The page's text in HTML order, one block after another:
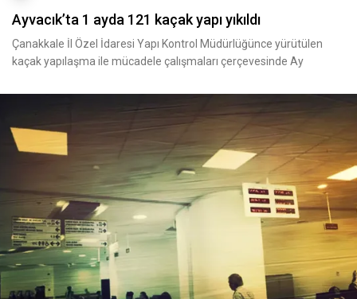
Ayvacık’ta 1 ayda 121 kaçak yapı yıkıldı
Çanakkale İl Özel İdaresi Yapı Kontrol Müdürlüğünce yürütülen
kaçak yapılaşma ile mücadele çalışmaları çerçevesinde Ay